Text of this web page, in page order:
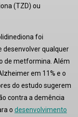
(TZD) ou
foi
desenvolver qualquer
de metformina. Além
em 11% e o
do estudo sugerem
contra a demência
o desenvolvimento